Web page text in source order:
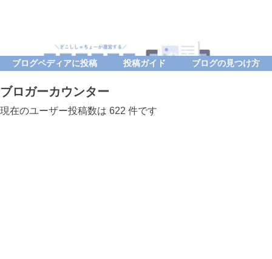
ブログペディアに投稿 投稿ガイド ブログの見つけ方
ブロガーカウンター
現在のユーザー投稿数は 622 件です